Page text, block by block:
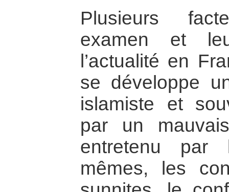
Plusieurs
examen et
l’actualité en
se développe
islamiste et
par un
entretenu par
mêmes, les